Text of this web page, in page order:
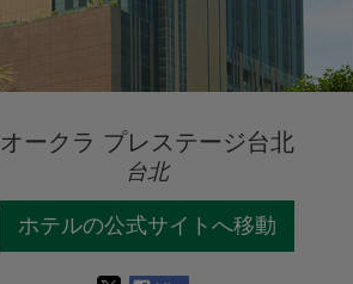
オークラ プレステージ台北
台北
ホテルの公式サイトへ移動